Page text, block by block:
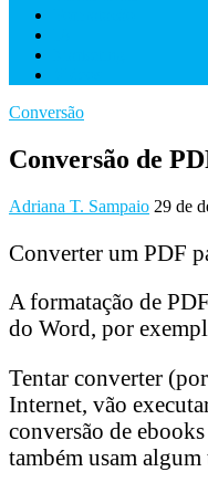
Conversão
Conversão de
Adriana T. Sampaio 29 de
Converter um PDF
A formatação de
do Word, por
Tentar converter
Internet, vão
conversão de
também usam